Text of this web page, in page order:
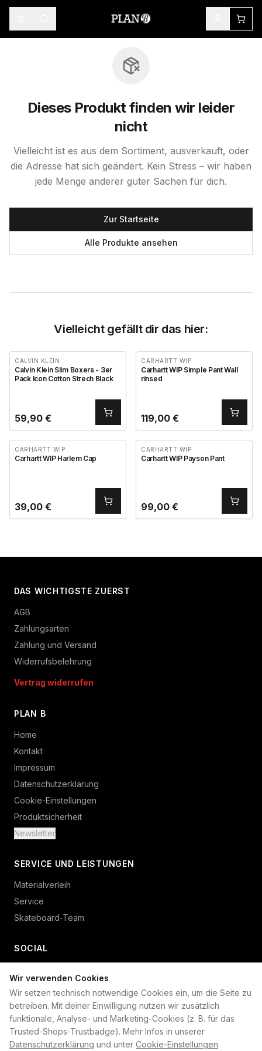
Wir verwenden Cookies
Wir setzen technisch notwendige Cookies ein, um die Seite zu
betreiben. Mit deiner Einwilligung nutzen wir zusätzlich
funktionale, Analyse- und Marketing-Cookies (z. B. für das
Trusted-Shops-Trustbadge). Mehr Infos in unserer
Datenschutzerklärung und unter Cookie-Einstellungen.
Dieses Produkt finden wir leider
nicht
Vielleicht ist es aus dem Sortiment, ausverkauft, oder
die Adresse hat sich geändert. Kein Stress – wir haben
jede Menge anderer guter Sachen für dich.
Zur Startseite
Alle Produkte ansehen
Vielleicht gefällt dir das hier:
CALVIN KLEIN
Calvin Klein Slim Boxers - 3er
Pack Icon Cotton Strech Black
59,90 €
CARHARTT WIP
Carhartt WIP Simple Pant Wall
rinsed
119,00 €
CARHARTT WIP
Carhartt WIP Harlem Cap
39,00 €
CARHARTT WIP
Carhartt WIP Payson Pant
99,00 €
DAS WICHTIGSTE ZUERST
AGB
Zahlungsarten
Zahlung und Versand
Widerrufsbelehrung
Vertrag widerrufen
PLAN B
Home
Kontakt
Impressum
Datenschutzerklärung
Cookie-Einstellungen
Produktsicherheit
Newsletter
SERVICE UND LEISTUNGEN
Materialverleih
Service
Skateboard-Team
SOCIAL
+49 234 687 00 38
shop@plan-b-funsport.de
Sichere Zahlung mit: